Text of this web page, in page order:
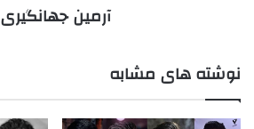
آرمین جهانگیری
نوشته های مشابه